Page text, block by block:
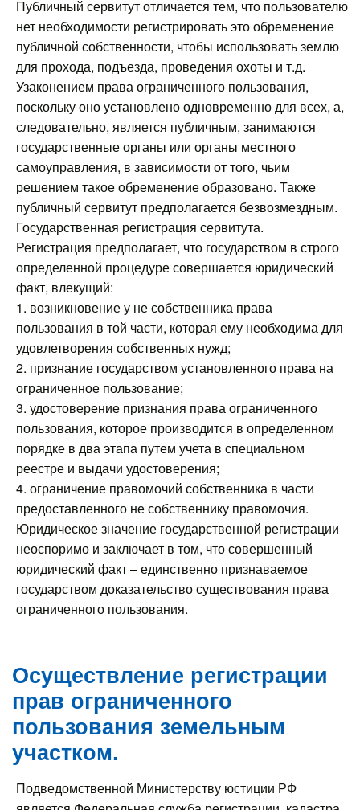
Публичный сервитут отличается тем, что пользователю
нет необходимости регистрировать это обременение
публичной собственности, чтобы использовать землю
для прохода, подъезда, проведения охоты и т.д.
Узаконением права ограниченного пользования,
поскольку оно установлено одновременно для всех, а,
следовательно, является публичным, занимаются
государственные органы или органы местного
самоуправления, в зависимости от того, чьим
решением такое обременение образовано. Также
публичный сервитут предполагается безвозмездным.
Государственная регистрация сервитута.
Регистрация предполагает, что государством в строго
определенной процедуре совершается юридический
факт, влекущий:
1. возникновение у не собственника права
пользования в той части, которая ему необходима для
удовлетворения собственных нужд;
2. признание государством установленного права на
ограниченное пользование;
3. удостоверение признания права ограниченного
пользования, которое производится в определенном
порядке в два этапа путем учета в специальном
реестре и выдачи удостоверения;
4. ограничение правомочий собственника в части
предоставленного не собственнику правомочия.
Юридическое значение государственной регистрации
неоспоримо и заключает в том, что совершенный
юридический факт – единственно признаваемое
государством доказательство существования права
ограниченного пользования.
Осуществление регистрации
прав ограниченного
пользования земельным
участком.
Подведомственной Министерству юстиции РФ